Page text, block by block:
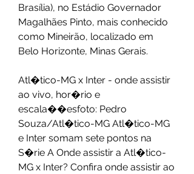
Brasília), no Estádio Governador
Magalhães Pinto, mais conhecido
como Mineirão, localizado em
Belo Horizonte, Minas Gerais.
Atl�tico-MG x Inter - onde assistir
ao vivo, hor�rio e
escala��esfoto: Pedro
Souza/Atl�tico-MG Atl�tico-MG
e Inter somam sete pontos na
S�rie A Onde assistir a Atl�tico-
MG x Inter? Confira onde assistir ao